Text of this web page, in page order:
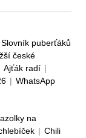
Slovník puberťáků
české
Ajťák radí |
| WhatsApp
na
| Chili